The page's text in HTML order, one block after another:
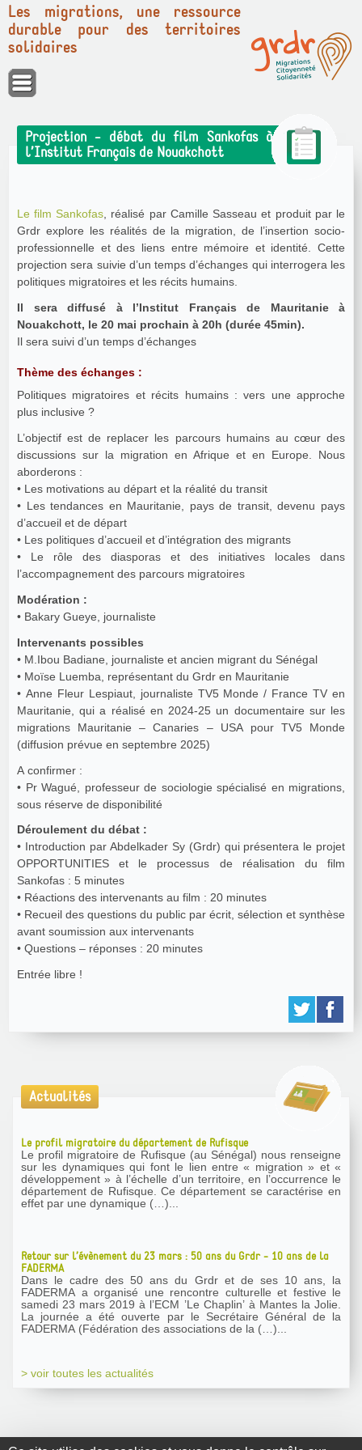
Panneau de gestion des cookies
Les migrations, une ressource
durable pour des territoires
solidaires
Projection - débat du film Sankofas à
l’Institut Français de Nouakchott
Le film Sankofas , réalisé par Camille Sasseau et produit par le
Grdr explore les réalités de la migration, de l’insertion socio-
professionnelle et des liens entre mémoire et identité. Cette
projection sera suivie d’un temps d’échanges qui interrogera les
politiques migratoires et les récits humains.
Il sera diffusé à l’Institut Français de Mauritanie à
Nouakchott, le 20 mai prochain à 20h (durée 45min).
Il sera suivi d’un temps d’échanges
Thème des échanges :
Politiques migratoires et récits humains : vers une approche
plus inclusive ?
L’objectif est de replacer les parcours humains au cœur des
discussions sur la migration en Afrique et en Europe. Nous
aborderons :
• Les motivations au départ et la réalité du transit
• Les tendances en Mauritanie, pays de transit, devenu pays
d’accueil et de départ
• Les politiques d’accueil et d’intégration des migrants
• Le rôle des diasporas et des initiatives locales dans
l’accompagnement des parcours migratoires
Modération :
• Bakary Gueye, journaliste
Intervenants possibles
• M.Ibou Badiane, journaliste et ancien migrant du Sénégal
• Moïse Luemba, représentant du Grdr en Mauritanie
• Anne Fleur Lespiaut, journaliste TV5 Monde / France TV en
Mauritanie, qui a réalisé en 2024-25 un documentaire sur les
migrations Mauritanie – Canaries – USA pour TV5 Monde
(diffusion prévue en septembre 2025)
A confirmer :
• Pr Wagué, professeur de sociologie spécialisé en migrations,
sous réserve de disponibilité
Déroulement du débat :
• Introduction par Abdelkader Sy (Grdr) qui présentera le projet
OPPORTUNITIES et le processus de réalisation du film
Sankofas : 5 minutes
• Réactions des intervenants au film : 20 minutes
• Recueil des questions du public par écrit, sélection et synthèse
avant soumission aux intervenants
• Questions – réponses : 20 minutes
Entrée libre !
Actualités
Le profil migratoire du département de Rufisque
Le profil migratoire de Rufisque (au Sénégal) nous renseigne
sur les dynamiques qui font le lien entre « migration » et «
développement » à l’échelle d’un territoire, en l’occurrence le
département de Rufisque. Ce département se caractérise en
effet par une dynamique (…)...
Retour sur l’évènement du 23 mars : 50 ans du Grdr - 10 ans de la
FADERMA
Dans le cadre des 50 ans du Grdr et de ses 10 ans, la
FADERMA a organisé une rencontre culturelle et festive le
samedi 23 mars 2019 à l’ECM ’Le Chaplin’ à Mantes la Jolie.
La journée a été ouverte par le Secrétaire Général de la
FADERMA (Fédération des associations de la (…)...
> voir toutes les actualités